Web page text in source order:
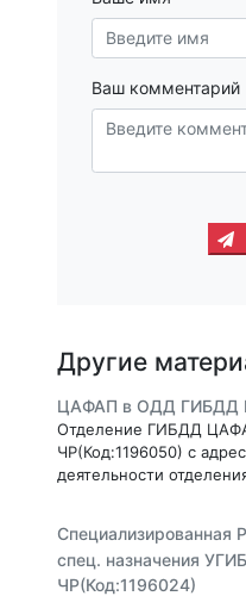
Ваш комментарий
Другие
ЦАФАП в ОДД ГИБДД
Отделение ГИБДД
ЧР(Код:1196050) с
деятельности
Специализированная
спец. назначения
ЧР(Код:1196024)